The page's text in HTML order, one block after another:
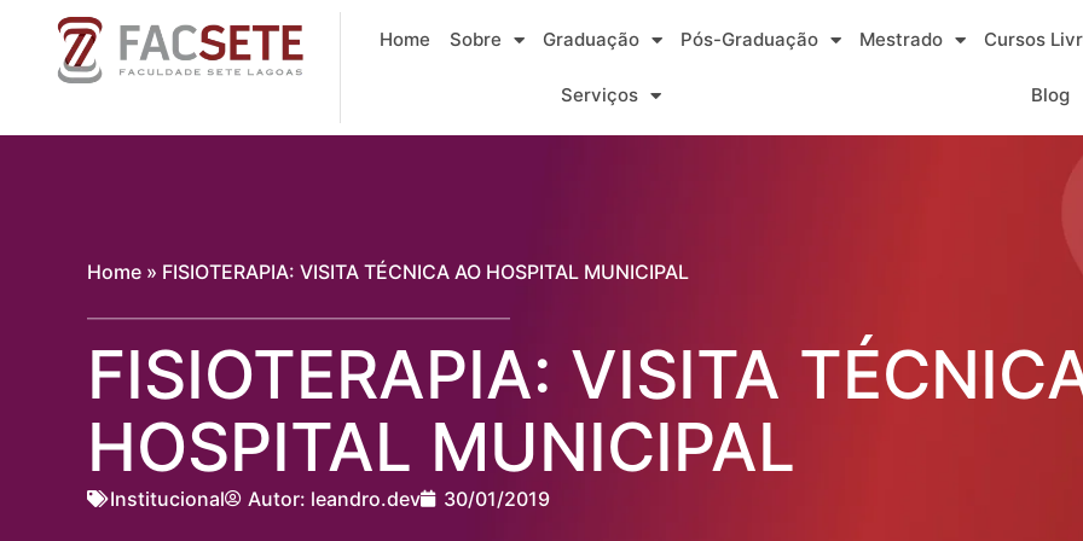
Home Sobre Graduação Pós-Graduação Mestrado Cursos
Serviços Blog
Home » FISIOTERAPIA: VISITA TÉCNICA AO HOSPITAL MUNICIPAL
FISIOTERAPIA: VISITA
HOSPITAL MUNICIPAL
Institucional Autor: leandro.dev 30/01/2019